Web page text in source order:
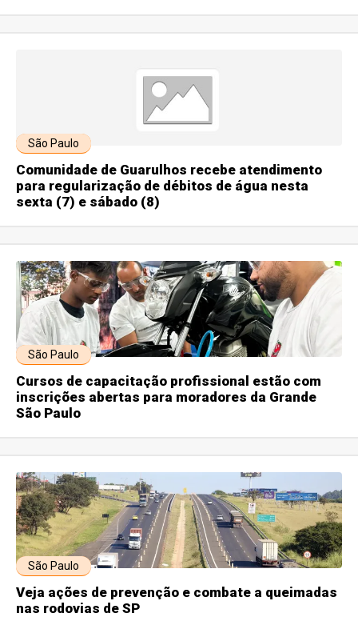
São Paulo
Comunidade de Guarulhos recebe atendimento
para regularização de débitos de água nesta
sexta (7) e sábado (8)
São Paulo
Cursos de capacitação profissional estão com
inscrições abertas para moradores da Grande
São Paulo
São Paulo
Veja ações de prevenção e combate a queimadas
nas rodovias de SP